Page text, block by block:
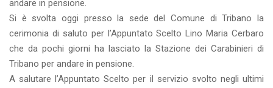
andare in pensione.
Si è svolta oggi presso la sede del Comune di Tribano la
cerimonia di saluto per l’Appuntato Scelto Lino Maria Cerbaro
che da pochi giorni ha lasciato la Stazione dei Carabinieri di
Tribano per andare in pensione.
A salutare l’Appuntato Scelto per il servizio svolto negli ultimi